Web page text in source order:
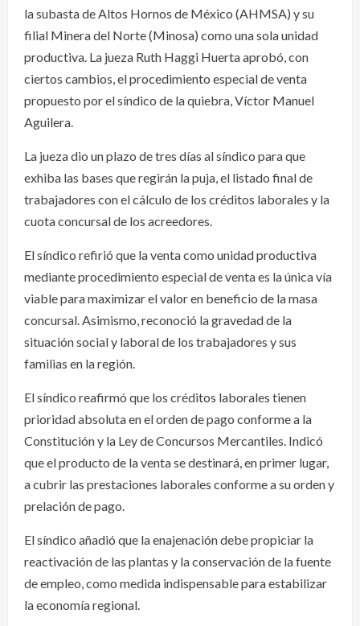
la subasta de Altos Hornos de México (AHMSA) y su
filial Minera del Norte (Minosa) como una sola unidad
productiva. La jueza Ruth Haggi Huerta aprobó, con
ciertos cambios, el procedimiento especial de venta
propuesto por el síndico de la quiebra, Víctor Manuel
Aguilera.
La jueza dio un plazo de tres días al síndico para que
exhiba las bases que regirán la puja, el listado final de
trabajadores con el cálculo de los créditos laborales y la
cuota concursal de los acreedores.
El síndico refirió que la venta como unidad productiva
mediante procedimiento especial de venta es la única vía
viable para maximizar el valor en beneficio de la masa
concursal. Asimismo, reconoció la gravedad de la
situación social y laboral de los trabajadores y sus
familias en la región.
El síndico reafirmó que los créditos laborales tienen
prioridad absoluta en el orden de pago conforme a la
Constitución y la Ley de Concursos Mercantiles. Indicó
que el producto de la venta se destinará, en primer lugar,
a cubrir las prestaciones laborales conforme a su orden y
prelación de pago.
El síndico añadió que la enajenación debe propiciar la
reactivación de las plantas y la conservación de la fuente
de empleo, como medida indispensable para estabilizar
la economía regional.